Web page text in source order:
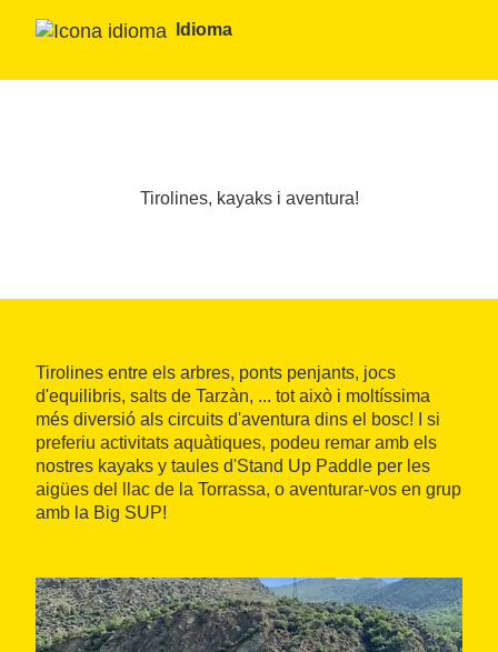
Idioma
Tirolines, kayaks i aventura!
Tirolines entre els arbres, ponts penjants, jocs
d'equilibris, salts de Tarzàn, ... tot això i moltíssima
més diversió als circuits d'aventura dins el bosc! I si
preferiu activitats aquàtiques, podeu remar amb els
nostres kayaks y taules d'Stand Up Paddle per les
aigües del llac de la Torrassa, o aventurar-vos en grup
amb la Big SUP!